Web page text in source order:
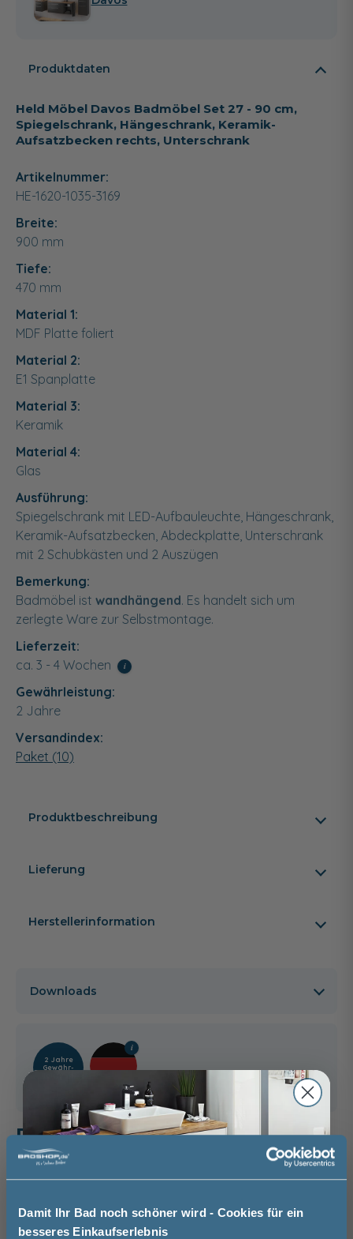
Damit Ihr Bad noch schöner wird - Cookies für ein
besseres Einkaufserlebnis
Produktdaten
Held Möbel Davos Badmöbel Set 27 - 90 cm,
Spiegelschrank, Hängeschrank, Keramik-
Aufsatzbecken rechts, Unterschrank
Artikelnummer:
HE-1620-1035-3169
Breite:
900 mm
Tiefe:
470 mm
Material 1:
MDF Platte foliert
Material 2:
E1 Spanplatte
Material 3:
Keramik
Material 4:
Glas
Ausführung:
Spiegelschrank mit LED-Aufbauleuchte, Hängeschrank,
Keramik-Aufsatzbecken, Abdeckplatte, Unterschrank
mit 2 Schubkästen und 2 Auszügen
Bemerkung:
Badmöbel ist wandhängend. Es handelt sich um
zerlegte Ware zur Selbstmontage.
Lieferzeit:
ca. 3 - 4 Wochen
i
Gewährleistung:
2 Jahre
Versandindex:
Paket (10)
Produktbeschreibung
Lieferung
Herstellerinformation
Downloads
2 Jahre
Gewähr­
Das passt dazu
Waschtischarmatur (3)
Handtuchhalter (2)